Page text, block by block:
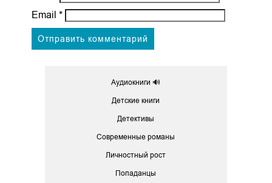
Email *
Аудиокниги 🔊
Детские книги
Детективы
Современные романы
Личностный рост
Попаданцы